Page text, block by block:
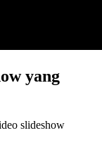
yang
slideshow